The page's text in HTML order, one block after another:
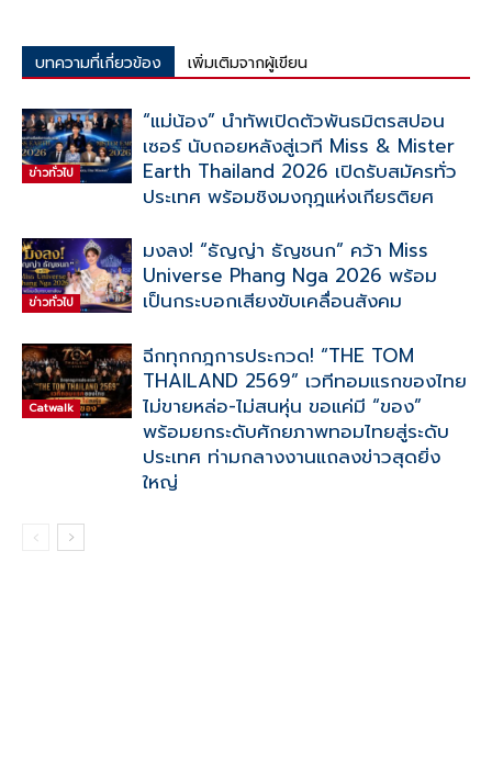
บทความที่เกี่ยวข้อง เพิ่มเติมจากผู้เขียน
ข่าวทั่วไป
“แม่น้อง” นำทัพเปิดตัวพันธมิตรสปอน
เซอร์ นับถอยหลังสู่เวที Miss & Mister
Earth Thailand 2026 เปิดรับสมัครทั่ว
ประเทศ พร้อมชิงมงกุฎแห่งเกียรติยศ
ข่าวทั่วไป
มงลง! “ธัญญ่า ธัญชนก” คว้า Miss
Universe Phang Nga 2026 พร้อม
เป็นกระบอกเสียงขับเคลื่อนสังคม
Catwalk
ฉีกทุกกฎการประกวด! “THE TOM
THAILAND 2569” เวทีทอมแรกของไทย
ไม่ขายหล่อ-ไม่สนหุ่น ขอแค่มี “ของ”
พร้อมยกระดับศักยภาพทอมไทยสู่ระดับ
ประเทศ ท่ามกลางงานแถลงข่าวสุดยิ่ง
ใหญ่